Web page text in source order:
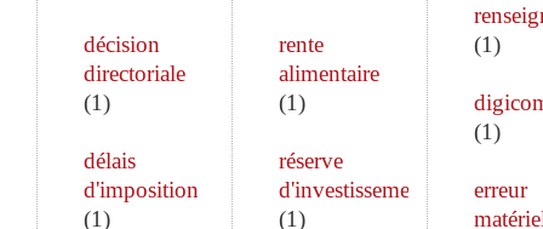
décision
directoriale
(1)
délais
d'imposition
(1)
rente
alimentaire
(1)
réserve
d'investissement
(1)
(1)
(1)
erreur